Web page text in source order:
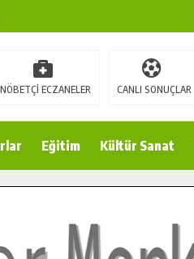
NÖBETÇİ ECZANELER CANLI SONUÇLAR
Eğitim Kültür Sanat